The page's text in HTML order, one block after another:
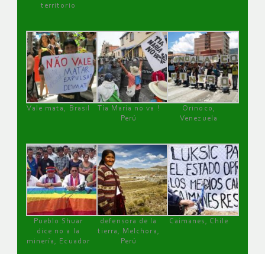
territorio
Vale mata, Brasil
Tía María no va !
Perú
Orinoco,
Venezuela
Pueblo Shuar
dice no a la
minería, Ecuador
defensora de la
tierra, Melchora,
Perú
Caimanes, Chile